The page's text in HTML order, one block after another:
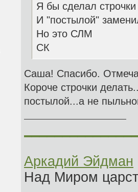
Я бы сделал строчки
И "постылой"
Но это СЛМ
СК
Саша! Спасибо.
Короче строчки
постылой...а не
Аркадий Эйдман
Над Миром